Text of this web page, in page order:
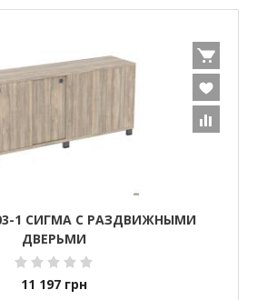
1 СИГМА С РАЗДВИЖНЫМИ
ДВЕРЬМИ
11 197 грн